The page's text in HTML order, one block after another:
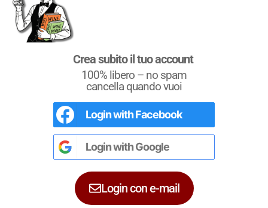
una sintesi chiara
delle principali
caratteristiche
organolettiche dei
Mostra di più
L'Italia del Vino
Nel libro leRegioni del Vino d’Italiacon
tutte leDenominazioni, e le
dettagliateper leDOCGe leDOCdi
singole regioni.
Crea subito il tuo account
100% libero – no spam
cancella quando vuoi
Login withFacebook
Login withGoogle
Login con e-mail